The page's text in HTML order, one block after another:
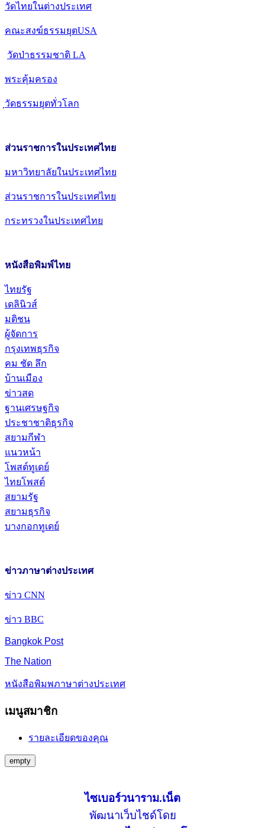
วัดไทยในต่างประเทศ
คณะสงฆ์ธรรมยุตUSA
วัดป่าธรรมชาติ LA
พระคุ้มครอง
วัดธรรมยุตทั่วโลก
ส่วนราชการในประเทศไทย
มหาวิทยาลัยในประเทศไทย
ส่วนราชการในประเทศไทย
กระทรวงในประเทศไทย
หนังสือพิมพ์ไทย
ไทยรัฐ
เดลินิวส์
มติชน
ผู้จัดการ
กรุงเทพธุรกิจ
คม ชัด ลึก
บ้านเมือง
ข่าวสด
ฐานเศรษฐกิจ
ประชาชาติธุรกิจ
สยามกีฬา
แนวหน้า
โพสต์ทูเดย์
ไทยโพสต์
สยามรัฐ
สยามธุรกิจ
บางกอกทูเดย์
ข่าวภาษาต่างประเทศ
ข่าว CNN
ข่าว BBC
Bangkok Post
The Nation
หนังสือพิมพภาษาต่างประเทศ
เมนูสมาชิก
รายละเอียดของคุณ
empty
ไซเบอร์วนาราม.เน็ต
พัฒนาเว็บไชด์โดย